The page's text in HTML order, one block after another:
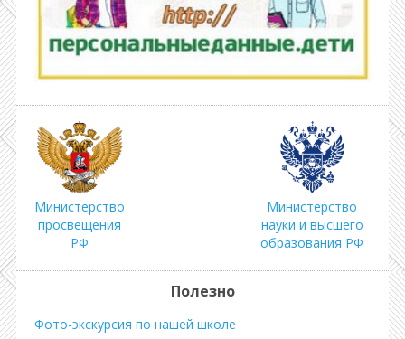
Министерство
просвещения
РФ
Министерство
науки и высшего
образования РФ
Полезно
Фото-экскурсия по нашей школе